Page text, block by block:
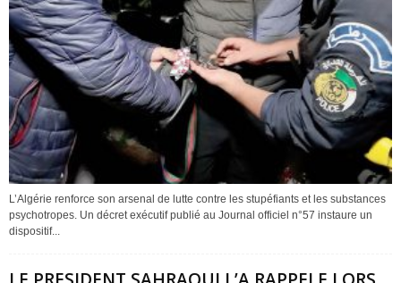
L’Algérie renforce son arsenal de lutte contre les stupéfiants et les substances
psychotropes. Un décret exécutif publié au Journal officiel n°57 instaure un
dispositif...